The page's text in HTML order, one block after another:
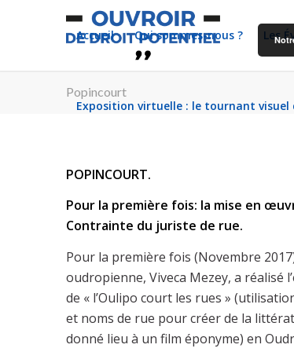
Accueil Qui sommes-nous ? Les
Exposition virtuelle : le tournant
Popincourt
POPINCOURT.
Pour la première fois: la mise en
Contrainte du juriste de rue.
Pour la première fois (Novembre
oudropienne, Viveca Mezey, a réalisé
de « l’Oulipo court les rues »
et noms de rue pour créer de la
donné lieu à un film éponyme) en